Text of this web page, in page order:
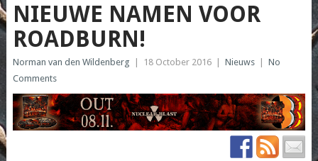
NIEUWE NAMEN VOOR
ROADBURN!
Norman van den Wildenberg 18 October 2016 Nieuws
No
Comments